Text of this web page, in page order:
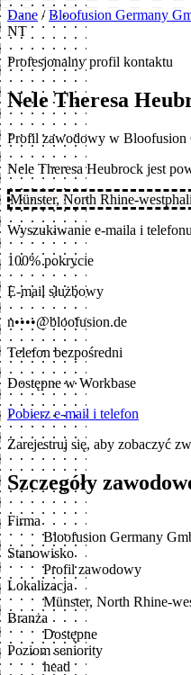
Dane / Bloofusion Germany
NT
Profesjonalny profil kontaktu
Nele Theresa
Profil zawodowy w Bloofusion
Nele Theresa Heubrock jest
Münster, North Rhine-
Wyszukiwanie e-maila i telefonu
100% pokrycie
E-mail służbowy
n••••@bloofusion.de
Telefon bezpośredni
Dostępne w Workbase
Pobierz e-mail i telefon
Zarejestruj się, aby zobaczyć
Szczegóły
Firma
Bloofusion Germany
Stanowisko
Profil zawodowy
Lokalizacja
Münster, North Rhine-
Branża
Dostępne
Poziom seniority
head